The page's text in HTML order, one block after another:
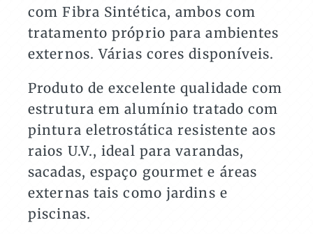
com Fibra Sintética, ambos com
tratamento próprio para ambientes
externos. Várias cores disponíveis.
Produto de excelente qualidade com
estrutura em alumínio tratado com
pintura eletrostática resistente aos
raios U.V., ideal para varandas,
sacadas, espaço gourmet e áreas
externas tais como jardins e
piscinas.